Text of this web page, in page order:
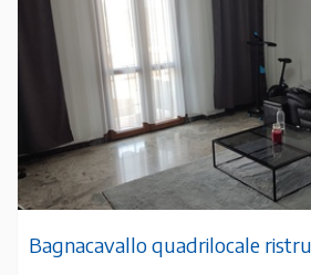
Bagnacavallo quadrilocale